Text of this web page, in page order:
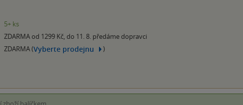
5+ ks
ZDARMA od 1299 Kč, do 11. 8. předáme dopravci
ZDARMA (Vyberte prodejnu )